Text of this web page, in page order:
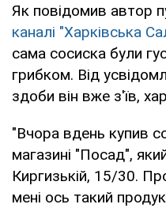
Як повідомив автор
каналі "Харківська
сама сосиска були
грибком. Від
здоби він вже з'їв,
"Вчора вдень купив
магазині "Посад",
Киргизькій, 15/30.
мені ось такий